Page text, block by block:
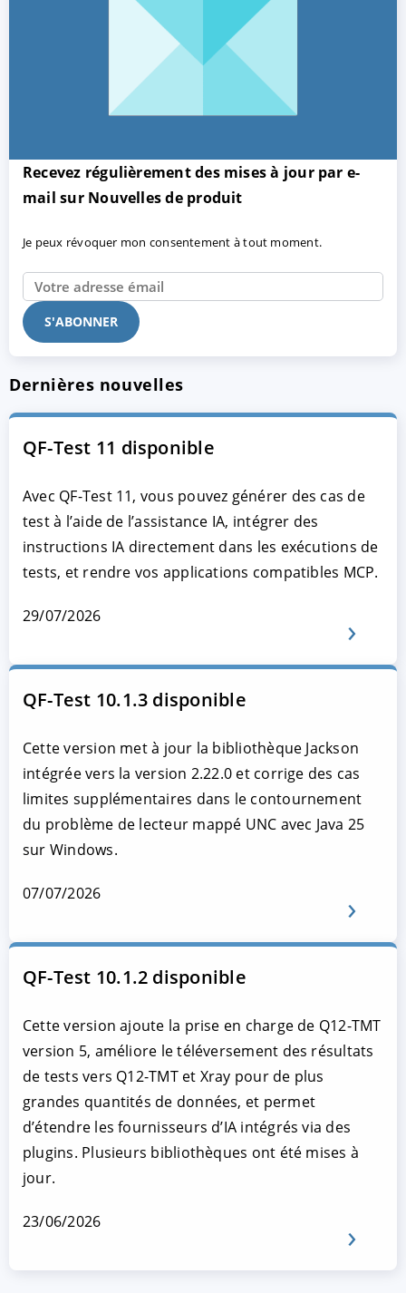
Recevez régulièrement des mises à jour par e-
mail sur Nouvelles de produit
Je peux révoquer mon consentement à tout moment.
Dernières nouvelles
QF-Test 11 disponible
Avec QF-Test 11, vous pouvez générer des cas de
test à l’aide de l’assistance IA, intégrer des
instructions IA directement dans les exécutions de
tests, et rendre vos applications compatibles MCP.
29/07/2026
QF-Test 10.1.3 disponible
Cette version met à jour la bibliothèque Jackson
intégrée vers la version 2.22.0 et corrige des cas
limites supplémentaires dans le contournement
du problème de lecteur mappé UNC avec Java 25
sur Windows.
07/07/2026
QF-Test 10.1.2 disponible
Cette version ajoute la prise en charge de Q12-TMT
version 5, améliore le téléversement des résultats
de tests vers Q12-TMT et Xray pour de plus
grandes quantités de données, et permet
d’étendre les fournisseurs d’IA intégrés via des
plugins. Plusieurs bibliothèques ont été mises à
jour.
23/06/2026